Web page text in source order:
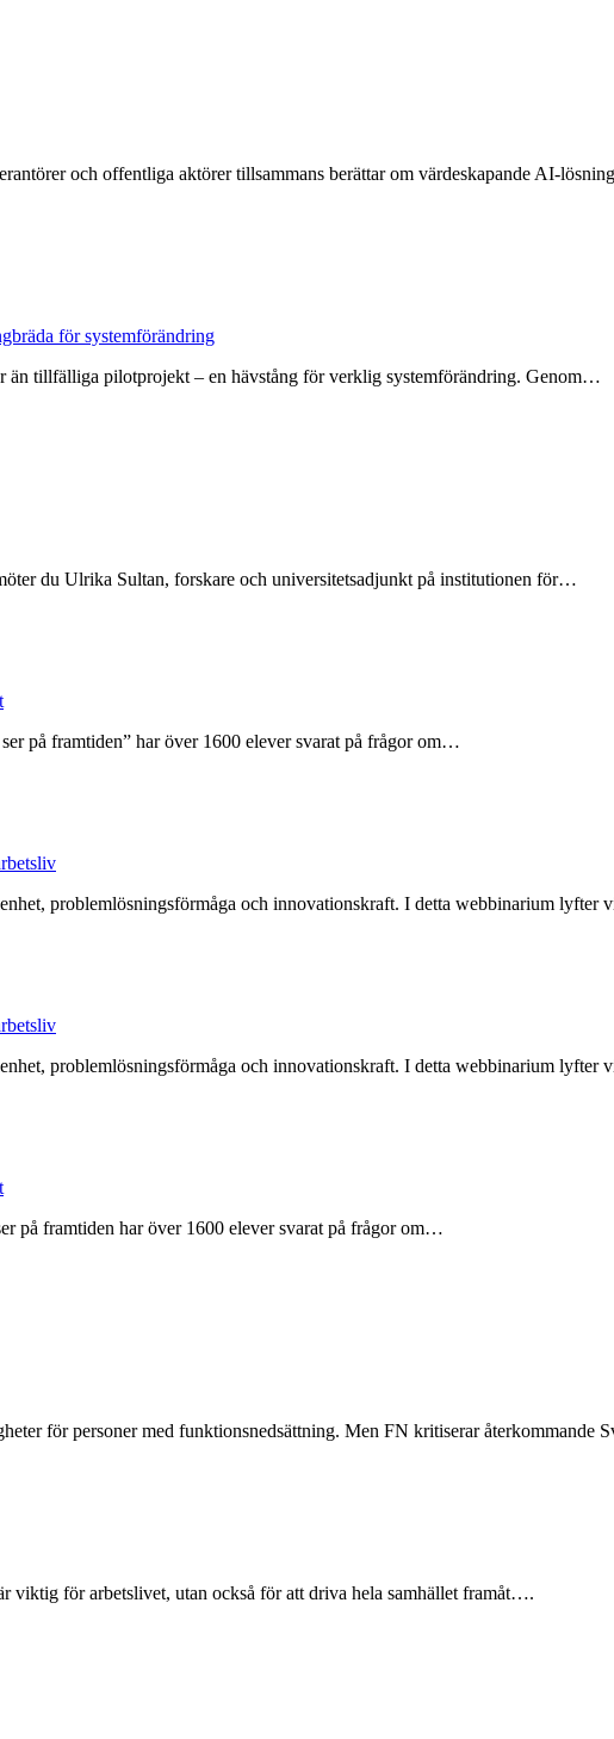
och offentliga aktörer tillsammans berättar om värdeskapande AI-
för systemförändring
än tillfälliga pilotprojekt – en hävstång för verklig systemförändring. Genom…
du Ulrika Sultan, forskare och universitetsadjunkt på institutionen för…
på framtiden” har över 1600 elever svarat på frågor om…
problemlösningsförmåga och innovationskraft. I detta webbinarium
problemlösningsförmåga och innovationskraft. I detta webbinarium
på framtiden har över 1600 elever svarat på frågor om…
för personer med funktionsnedsättning. Men FN kritiserar återkommande
viktig för arbetslivet, utan också för att driva hela samhället framåt….